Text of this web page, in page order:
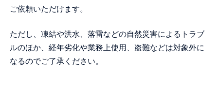
ご依頼いただけます。
ただし、凍結や洪水、落雷などの自然災害によるトラブ
ルのほか、経年劣化や業務上使用、盗難などは対象外に
なるのでご了承ください。